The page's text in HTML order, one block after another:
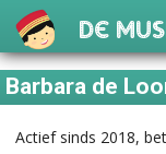
De
Barbara de
Actief sinds 2018,